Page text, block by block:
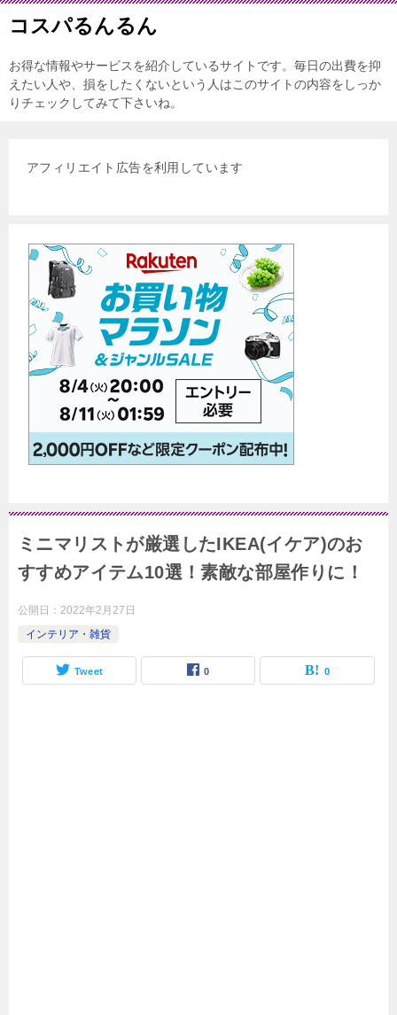
コスパるんるん
お得な情報やサービスを紹介しているサイトです。毎日の出費を抑
えたい人や、損をしたくないという人はこのサイトの内容をしっか
りチェックしてみて下さいね。
アフィリエイト広告を利用しています
ミニマリストが厳選したIKEA(イケア)のお
すすめアイテム10選！素敵な部屋作りに！
公開日： 2022年2月27日
インテリア・雑貨
Tweet 0 0